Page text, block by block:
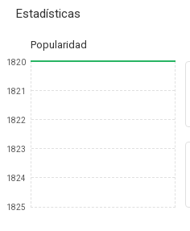
Estadísticas
Popularidad
1820
1821
1822
1823
1824
1825